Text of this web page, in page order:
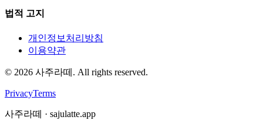
법적 고지
개인정보처리방침
이용약관
© 2026 사주라떼. All rights reserved.
PrivacyTerms
사주라떼 · sajulatte.app